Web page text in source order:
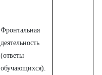
Фронтальная
деятельность
(ответы
обучающихся).